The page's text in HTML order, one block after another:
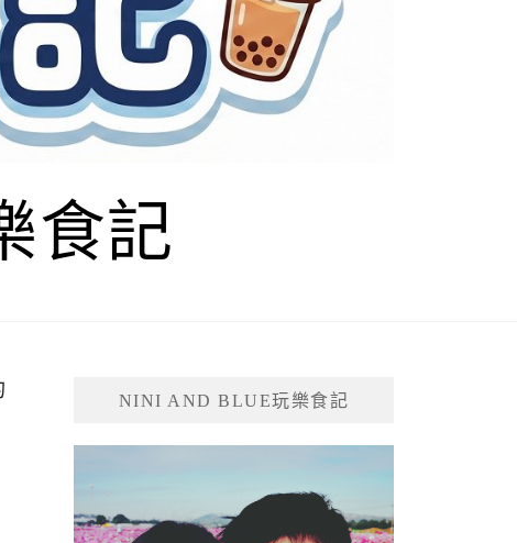
食記
NINI AND BLUE玩樂食記